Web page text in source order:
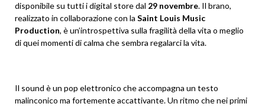
disponibile su tutti i digital store dal 29 novembre. Il brano,
realizzato in collaborazione con la Saint Louis Music
Production, è un’introspettiva sulla fragilità della vita o meglio
di quei momenti di calma che sembra regalarci la vita.
Il sound è un pop elettronico che accompagna un testo
malinconico ma fortemente accattivante. Un ritmo che nei primi